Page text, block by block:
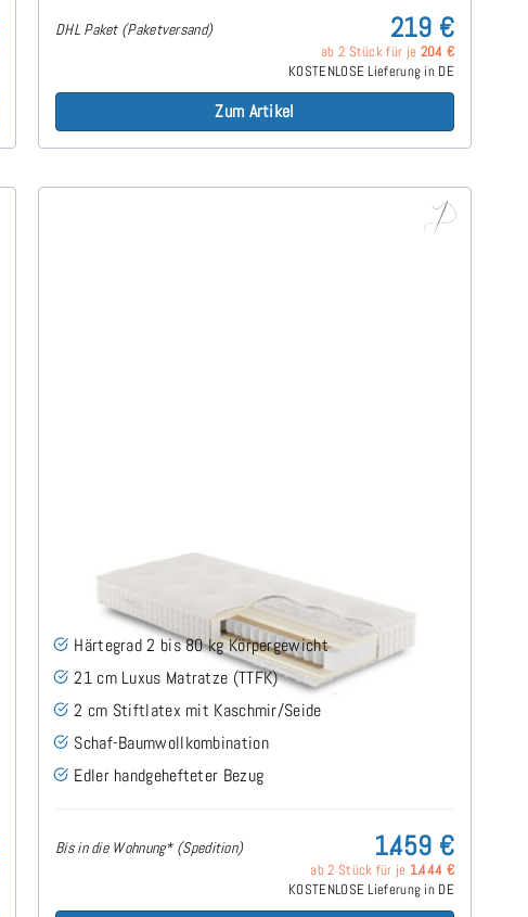
DHL Paket (Paketversand) 219 €
ab 2 Stück für je 204 €
KOSTENLOSE Lieferung in DE
Zum Artikel
ARMIN H2 TTFK Matratze 80x200 cm -
Sonderanfertigung
Härtegrad 2 bis 80 kg Körpergewicht
21 cm Luxus Matratze (TTFK)
2 cm Stiftlatex mit Kaschmir/Seide
Schaf-Baumwollkombination
Edler handgehefteter Bezug
Bis in die Wohnung* (Spedition) 1.459 €
ab 2 Stück für je 1.444 €
KOSTENLOSE Lieferung in DE